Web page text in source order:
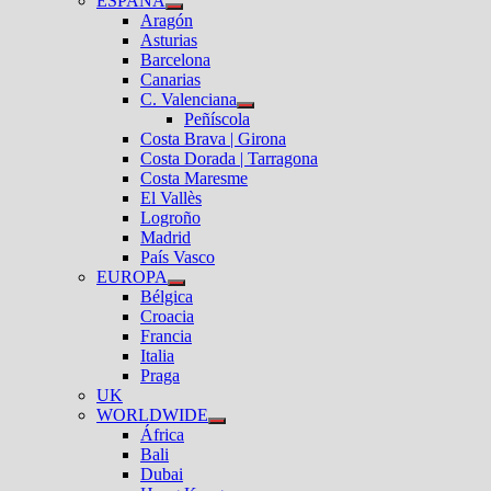
el
submenú
Mostrar
el
submenú
Aragón
Asturias
Barcelona
Canarias
C. Valenciana
Mostrar
el
submenú
Peñíscola
Costa Brava | Girona
Costa Dorada | Tarragona
Costa Maresme
El Vallès
Logroño
Madrid
País Vasco
EUROPA
Mostrar
el
submenú
Bélgica
Croacia
Francia
Italia
Praga
UK
WORLDWIDE
Mostrar
África
Bali
Dubai